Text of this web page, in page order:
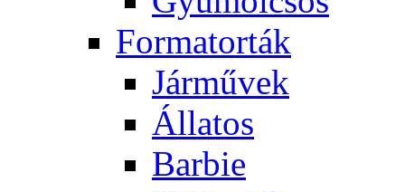
Formatorták
Járművek
Állatos
Barbie